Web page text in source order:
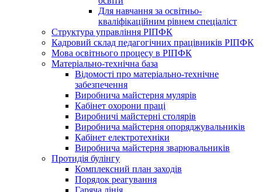
Для навчання за освітньо-
кваліфікаційним рівнем спеціаліст
Структура управління РІПФК
Кадровий склад педагогічних працівників РІПФК
Мова освітнього процесу в РІПФК
Матеріально-технічна база
Відомості про матеріально-технічне
забезпечення
Виробнича майстерня мулярів
Кабінет охорони праці
Виробничі майстерні столярів
Виробнича майстерня опоряджувальників
Кабінет електротехніки
Виробнича майстерня зварювальників
Протидія булінгу
Комплексний план заходів
Порядок реагування